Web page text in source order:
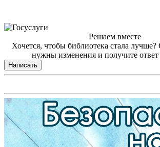
Решаем вместе
Хочется, чтобы библиотека стала лучше?
нужны изменения и получите
Написать